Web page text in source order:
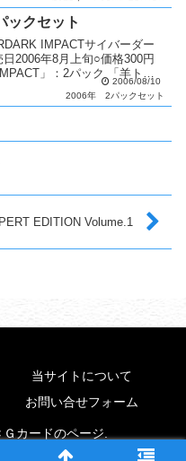
ックセット
IMPACTサイバーダー
2006年8月上旬○価格300円
」：2パック 「羊トー
2006/08/10
2006年
2パックセット
EDITION Volume.1
当サイトについて
お問い合せフォーム
カードのページ.